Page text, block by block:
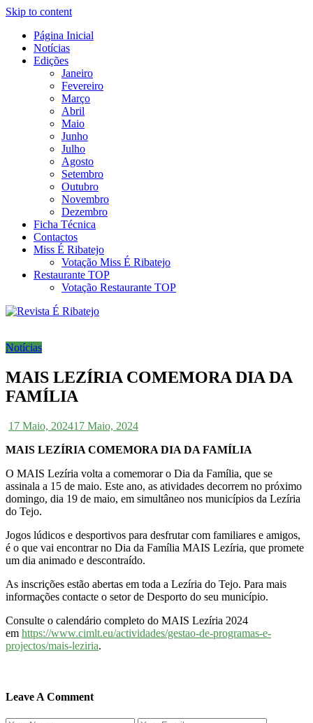
Skip to content
É Ribatejo – Revista Social
Online
Revista Social Online
Página Inicial
Notícias
Edições
Janeiro
Fevereiro
Março
Abril
Maio
Junho
Julho
Agosto
Setembro
Outubro
Novembro
Dezembro
Ficha Técnica
Contactos
Miss É Ribatejo
Votação Miss É Ribatejo
Restaurante TOP
Votação Restaurante TOP
Notícias
MAIS LEZÍRIA COMEMORA DIA DA
FAMÍLIA
17 Maio, 202417 Maio, 2024
MAIS LEZÍRIA COMEMORA DIA DA FAMÍLIA
O MAIS Lezíria volta a comemorar o Dia da Família, que se
assinala a 15 de maio. Este ano, as atividades decorrem no próximo
domingo, dia 19 de maio, em simultâneo nos municípios da Lezíria
do Tejo.
Jogos lúdicos e desportivos para desfrutar com familiares e amigos,
é o que vai encontrar no Dia da Família MAIS Lezíria, que promete
um dia animado e descontraído.
As inscrições estão abertas em toda a Lezíria do Tejo. Para mais
informações contacte o setor de Desporto do seu município.
Consulte o calendário completo do MAIS Lezíria 2024
em https://www.cimlt.eu/actividades/gestao-de-programas-e-
projectos/mais-leziria.
Leave A Comment